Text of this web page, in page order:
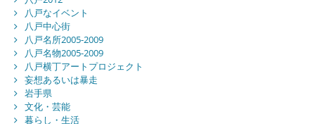
八戸なイベント
八戸中心街
八戸名所2005-2009
八戸名物2005-2009
八戸横丁アートプロジェクト
妄想あるいは暴走
岩手県
文化・芸能
暮らし・生活